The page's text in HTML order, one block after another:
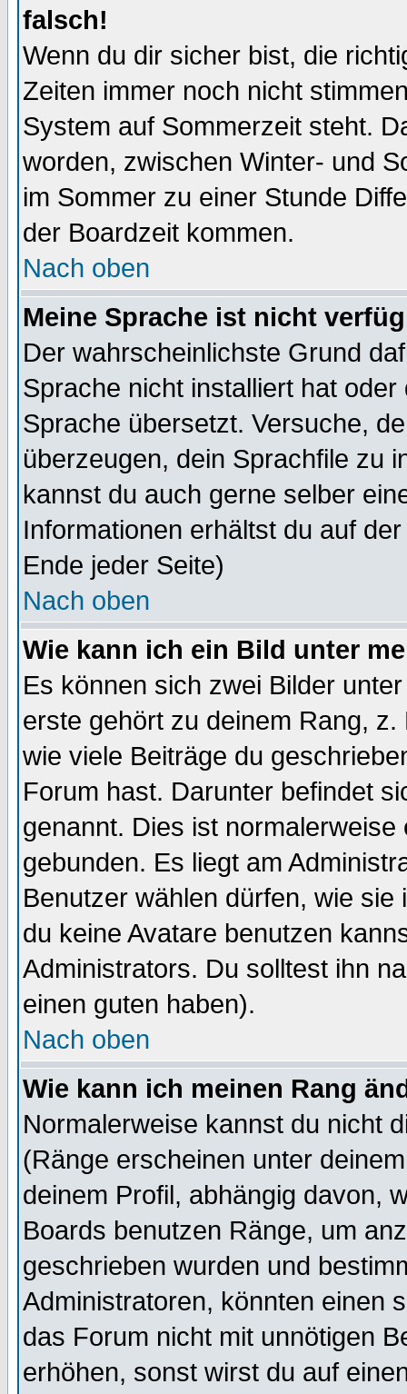
falsch!
Wenn du dir sicher bist, die
Zeiten immer noch nicht
System auf Sommerzeit steht.
worden, zwischen Winter- und
im Sommer zu einer Stunde
der Boardzeit kommen.
Nach oben
Meine Sprache ist nicht
Der wahrscheinlichste Grund
Sprache nicht installiert hat
Sprache übersetzt. Versuche,
überzeugen, dein Sprachfile zu
kannst du auch gerne selber
Informationen erhältst du auf
Ende jeder Seite)
Nach oben
Wie kann ich ein Bild unter
Es können sich zwei Bilder
erste gehört zu deinem Rang,
wie viele Beiträge du
Forum hast. Darunter befindet
genannt. Dies ist
gebunden. Es liegt am
Benutzer wählen dürfen, wie
du keine Avatare benutzen
Administrators. Du solltest ihn
einen guten haben).
Nach oben
Wie kann ich meinen Rang
Normalerweise kannst du nicht
(Ränge erscheinen unter
deinem Profil, abhängig davon,
Boards benutzen Ränge, um
geschrieben wurden und
Administratoren, könnten einen
das Forum nicht mit unnötigen
erhöhen, sonst wirst du auf